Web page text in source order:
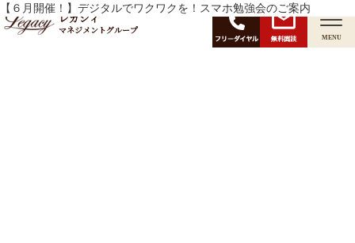
レガシィ
マネジメントグループ
無料面談 MENU
月:2025年5月
【６月開催！】デジタルでワクワクを！スマホ勉強会のご案内